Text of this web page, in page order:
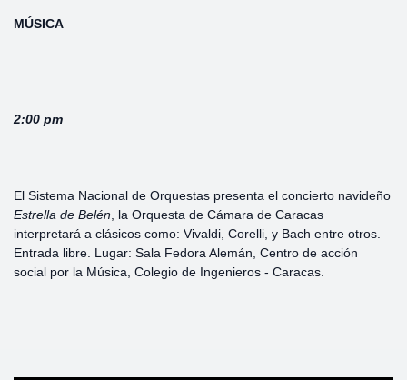
MÚSICA
2:00 pm
El Sistema Nacional de Orquestas presenta el concierto navideño
Estrella de Belén, la Orquesta de Cámara de Caracas
interpretará a clásicos como: Vivaldi, Corelli, y Bach entre otros.
Entrada libre. Lugar: Sala Fedora Alemán, Centro de acción
social por la Música, Colegio de Ingenieros - Caracas.